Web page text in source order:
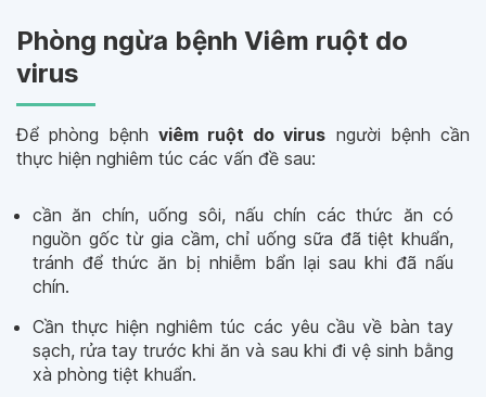
Phòng ngừa bệnh Viêm ruột do
virus
Để phòng bệnh viêm ruột do virus người bệnh cần
thực hiện nghiêm túc các vấn đề sau:
cần ăn chín, uống sôi, nấu chín các thức ăn có
nguồn gốc từ gia cầm, chỉ uống sữa đã tiệt khuẩn,
tránh để thức ăn bị nhiễm bẩn lại sau khi đã nấu
chín.
Cần thực hiện nghiêm túc các yêu cầu về bàn tay
sạch, rửa tay trước khi ăn và sau khi đi vệ sinh bằng
xà phòng tiệt khuẩn.